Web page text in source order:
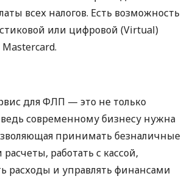
всех налогов. Есть возможность
или цифровой (Virtual)
для ФЛП — это не только
современному бизнесу нужна
принимать безналичные
работать с кассой,
расходы и управлять финансами